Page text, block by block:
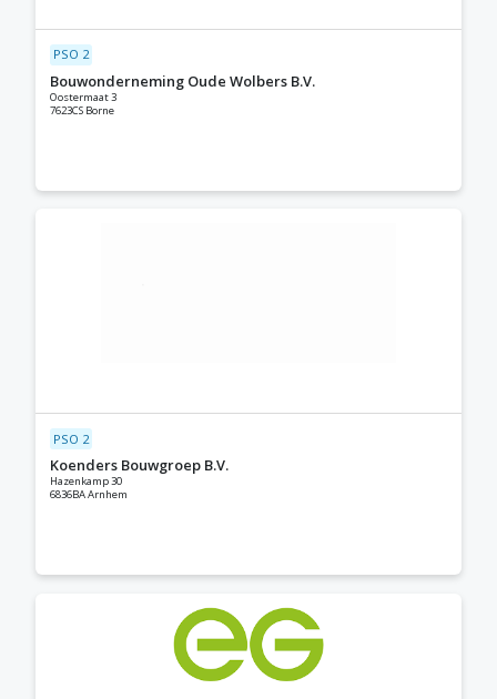
PSO 2
Bouwonderneming Oude Wolbers B.V.
Oostermaat 3
7623CS Borne
PSO 2
Koenders Bouwgroep B.V.
Hazenkamp 30
6836BA Arnhem